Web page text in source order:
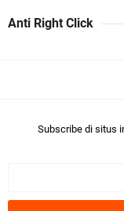
Anti Right Click
Subscribe di situs